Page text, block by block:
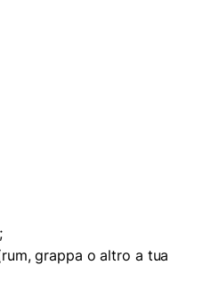
grappa o altro a tua